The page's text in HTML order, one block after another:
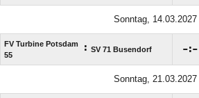
Sonntag, 14.03.2027
FV Turbine Potsdam
55
: SV 71 Busendorf :
Sonntag, 21.03.2027